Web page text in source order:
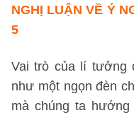
NGHỊ LUẬN VỀ Ý
5
Vai trò của lí tưởng
như một ngọn đèn
mà chúng ta